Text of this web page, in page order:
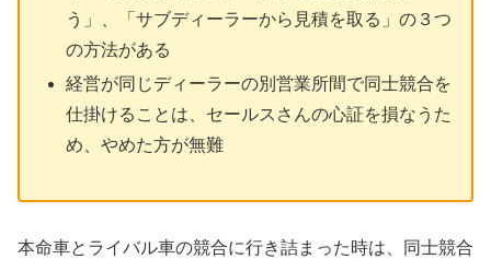
う」、「サブディーラーから見積を取る」の３つ
の方法がある
経営が同じディーラーの別営業所間で同士競合を
仕掛けることは、セールスさんの心証を損なうた
め、やめた方が無難
本命車とライバル車の競合に行き詰まった時は、同士競合